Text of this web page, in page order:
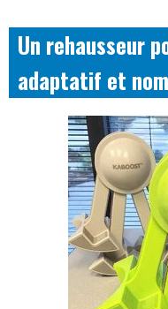
Un rehausseur
adaptatif et